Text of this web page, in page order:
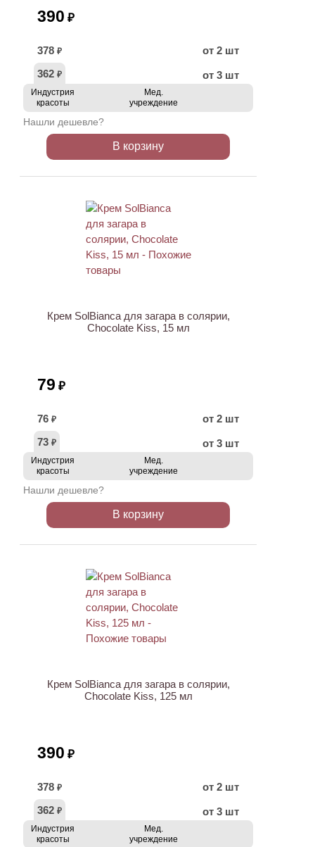
390 ₽
378 ₽
от 2 шт
362 ₽ от 3 шт
Индустрия
красоты
Мед.
учреждение
Нашли дешевле?
В корзину
Крем SolBianca для загара в солярии,
Chocolate Kiss, 15 мл
79 ₽
76 ₽
от 2 шт
73 ₽ от 3 шт
Индустрия
красоты
Мед.
учреждение
Нашли дешевле?
В корзину
Крем SolBianca для загара в солярии,
Chocolate Kiss, 125 мл
390 ₽
378 ₽
от 2 шт
362 ₽ от 3 шт
Индустрия
красоты
Мед.
учреждение